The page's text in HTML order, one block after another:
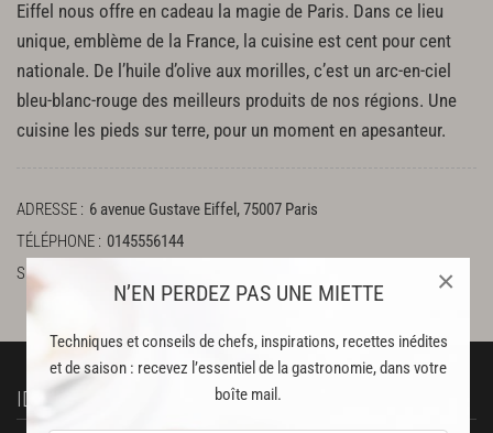
N’EN PERDEZ PAS UNE MIETTE
Techniques et conseils de chefs, inspirations, recettes inédites
et de saison : recevez l’essentiel de la gastronomie, dans votre
boîte mail.
×
Eiffel nous offre en cadeau la magie de Paris. Dans ce lieu
unique, emblème de la France, la cuisine est cent pour cent
nationale. De l’huile d’olive aux morilles, c’est un arc-en-ciel
bleu-blanc-rouge des meilleurs produits de nos régions. Une
cuisine les pieds sur terre, pour un moment en apesanteur.
ADRESSE
6 avenue Gustave Eiffel, 75007 Paris
TÉLÉPHONE
0145556144
SUR LE WEB
IDÉES RECETTES À DÉCOUVRIR